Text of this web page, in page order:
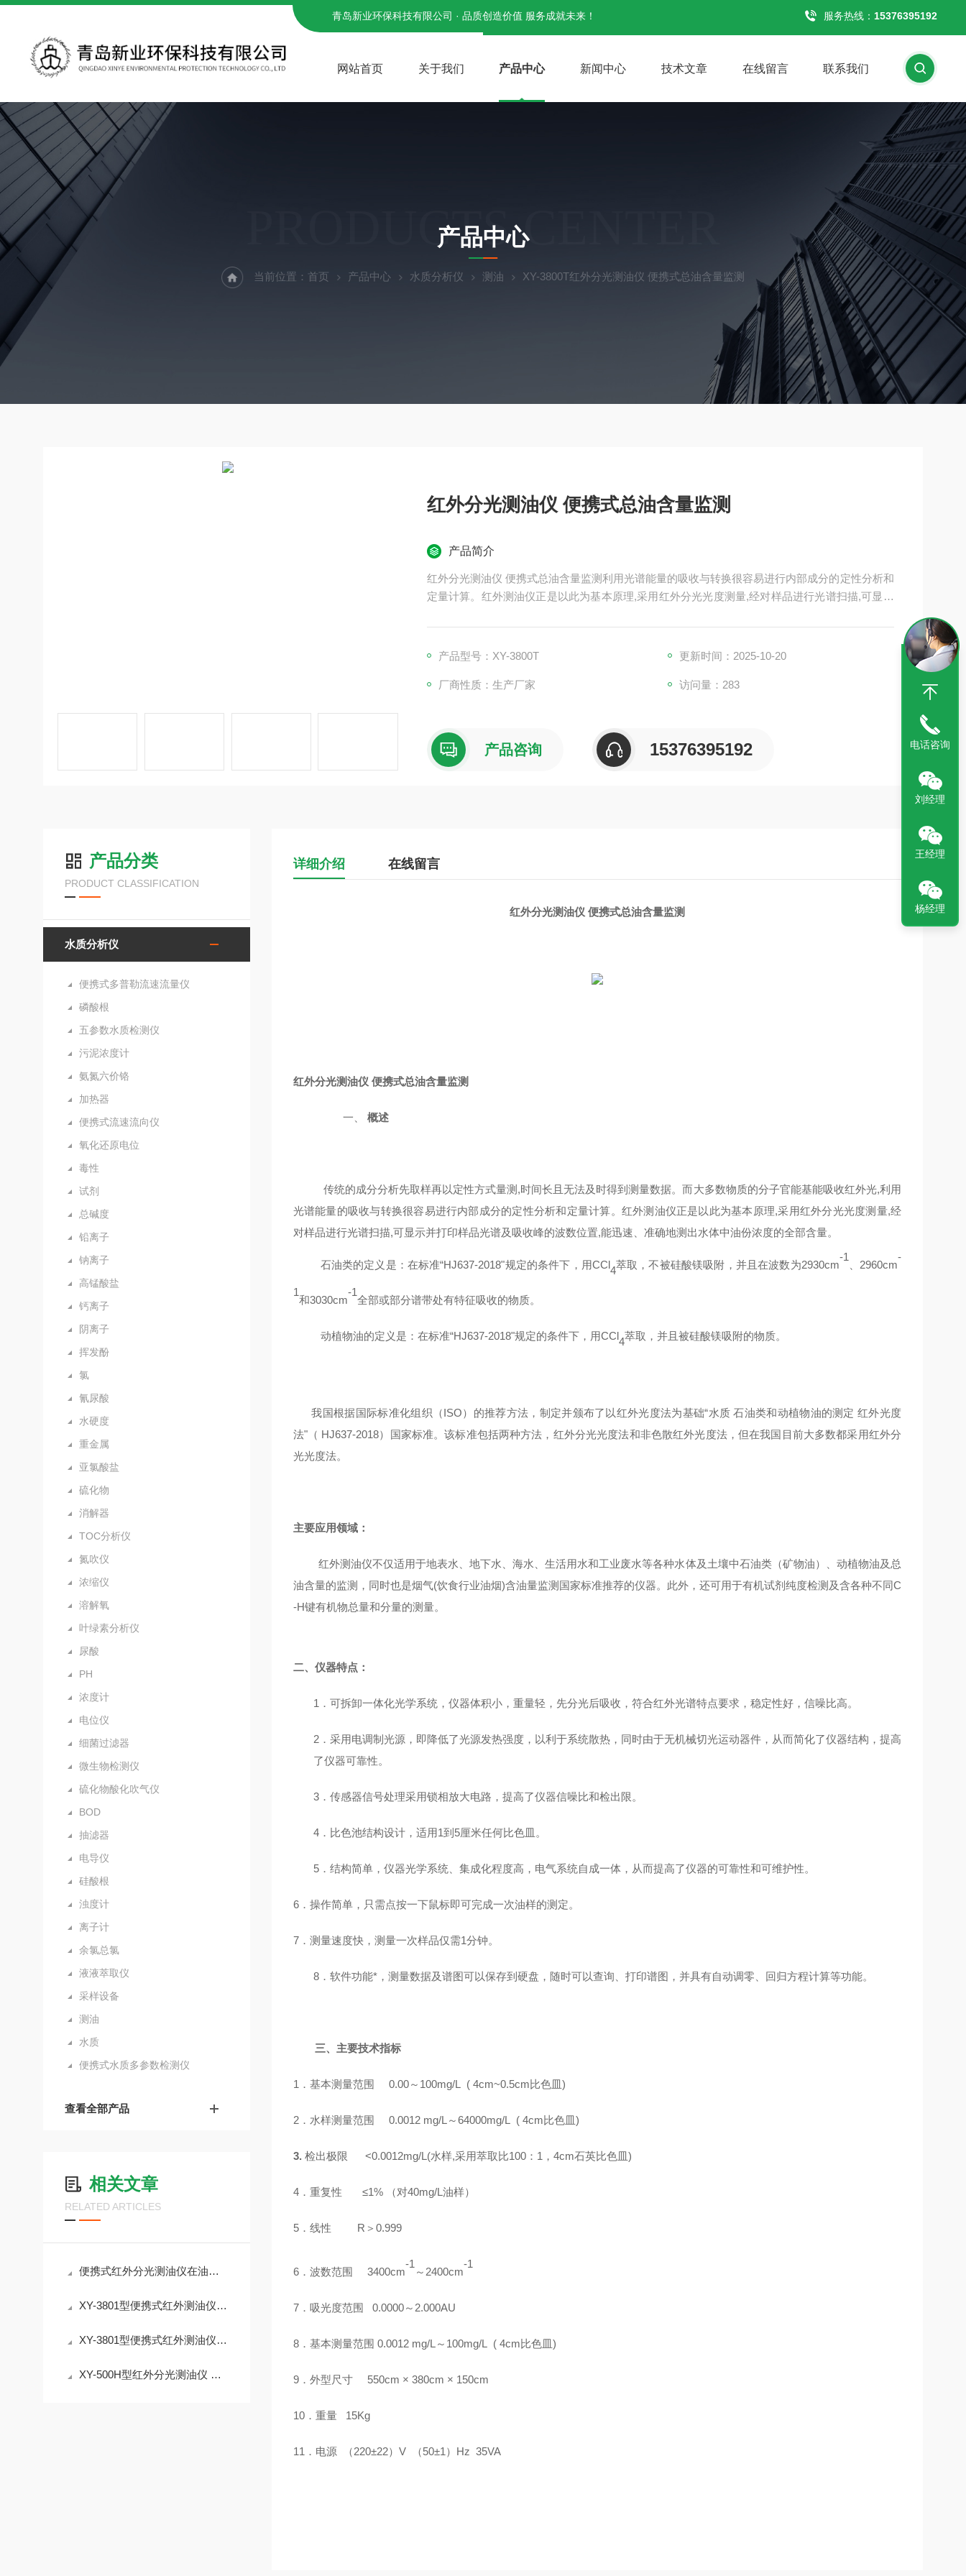
青岛新业环保科技有限公司 · 品质创造价值 服务成就未来！ 服务热线： 15376395192
网站首页 关于我们 产品中心 新闻中心 技术文章 在线留言 联系我们
PRODUCTS CENTER
产品中心
当前位置： 首页 产品中心 水质分析仪 测油 XY-3800T红外分光测油仪 便携式总油含量监测
红外分光测油仪 便携式总油含量监测
产品简介
红外分光测油仪 便携式总油含量监测利用光谱能量的吸收与转换很容易进行内部成分的定性分析和
定量计算。红外测油仪正是以此为基本原理,采用红外分光光度测量,经对样品进行光谱扫描,可显示
产品型号：XY-3800T 更新时间：2025-10-20
厂商性质：生产厂家 访问量：283
产品咨询 15376395192
产品分类
PRODUCT CLASSIFICATION
水质分析仪
便携式多普勒流速流量仪
磷酸根
五参数水质检测仪
污泥浓度计
氨氮六价铬
加热器
便携式流速流向仪
氧化还原电位
毒性
试剂
总碱度
铅离子
钠离子
高锰酸盐
钙离子
阴离子
挥发酚
氯
氰尿酸
水硬度
重金属
亚氯酸盐
硫化物
消解器
TOC分析仪
氮吹仪
浓缩仪
溶解氧
叶绿素分析仪
尿酸
PH
浓度计
电位仪
细菌过滤器
微生物检测仪
硫化物酸化吹气仪
BOD
抽滤器
电导仪
硅酸根
浊度计
离子计
余氯总氯
液液萃取仪
采样设备
测油
水质
便携式水质多参数检测仪
查看全部产品
相关文章
RELATED ARTICLES
便携式红外分光测油仪在油水分离中的关键作用说明
XY-3801型便携式红外测油仪，测量速度快，测量一次样品仅需1分钟
XY-3801型便携式红外测油仪 地表水 地下水 海水 生活用水 工业废水
XY-500H型红外分光测油仪 测量一次样品1分钟 带显示屏
详细介绍 在线留言
红外分光测油仪 便携式总油含量监测
红外分光测油仪 便携式总油含量监测
一、 概述
传统的成分分析先取样再以定性方式量测 ,时间长且无法及时得到测量数据。而大多数物质的分子官能基能吸收红外光,利用
光谱能量的吸收与转换很容易进行内部成分的定性分析和定量计算。红外测油仪正是以此为基本原理,采用红外分光光度测量,经
对样品进行光谱扫描,可显示并打印样品光谱及吸收峰的波数位置,能迅速、准确地测出水体中油份浓度的全部含量。
石油类的定义是：在标准“HJ637-2018"规定的条件下，用CCl4萃取，不被硅酸镁吸附，并且在波数为2930cm
-1
、 2960cm
-
1
和3030cm
-1
全部或部分谱带处有特征吸收的物质。
动植物油的定义是：在标准“HJ637-2018"规定的条件下，用CCl4萃取，并且被硅酸镁吸附的物质。
我国根据国际标准化组织（ISO）的推荐方法，制定并颁布了以红外光度法为基础“水质 石油类和动植物油的测定 红外光度
法"（ HJ637-2018）国家标准。该标准包括两种方法，红外分光光度法和非色散红外光度法，但在我国目前大多数都采用红外分
光光度法。
主要应用领域：
红外测油仪不仅适用于地表水、地下水、海水、生活用水和工业废水等各种水体及土壤中石油类（矿物油）、动植物油及总
油含量的监测，同时也是烟气(饮食行业油烟)含油量监测国家标准推荐的仪器。此外，还可用于有机试剂纯度检测及含各种不同C
-H键有机物总量和分量的测量。
二、仪器特点 ：
1 ．可拆卸一体化光学系统，仪器体积小，重量轻，先分光后吸收，符合红外光谱特点要求，稳定性好，信噪比高。
2．采用电调制光源，即降低了光源发热强度，以利于系统散热，同时由于无机械切光运动器件，从而简化了仪器结构，提高
了仪器可靠性。
3．传感器信号处理采用锁相放大电路，提高了仪器信噪比和检出限。
4．比色池结构设计，适用1到 5厘米任何比色皿。
5．结构简单，仪器光学系统、 集成化程度高 ， 电气系统自成一体，从而提高了仪器的可靠性和可维护性。
6．操作简单，只需点按一下鼠标即可完成一次油样的测定。
7．测量速度快，测量一次样品仅需1分钟。
8．软件功能*，测量数据及谱图可以保存到硬盘，随时可以查询、打印谱图，并具有自动调零、回归方程计算等功能。
三、主要技术指标
1 ．基本测量范围 0.00～ 100mg/L ( 4cm~0.5cm比色皿)
2．水样测量范围 0.0012mg/L ～64000mg/L ( 4cm比色皿)
3. 检出极限 <0.0012mg/L(水样,采用萃取比100：1，4cm石英比色皿)
4．重复性 ≤1% （对40mg/L 油样）
5．线性 R ＞ 0.999
6．波数范围 3400cm
-1
～2400cm
-1
7．吸光度范围 0.0000～2.000AU
8．基本测量范围 0.0012mg/L～ 100mg/L ( 4cm比色皿 )
9．外型尺寸 550cm × 380cm × 150cm
10．重量 15Kg
11．电源 （220±22） V （50±1） Hz 35VA
电话咨询
刘经理
王经理
杨经理